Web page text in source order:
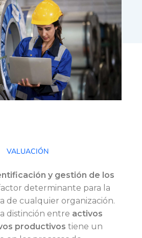
VALUACIÓN
y gestión de los
determinante para la
de cualquier organización.
distinción entre activos
productivos tiene un